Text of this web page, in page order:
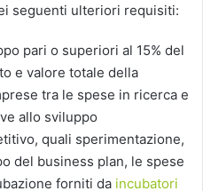
seguenti ulteriori requisiti:
pari o superiori al 15% del
e valore totale della
tra le spese in ricerca e
allo sviluppo
quali sperimentazione,
del business plan, le spese
forniti da incubatori